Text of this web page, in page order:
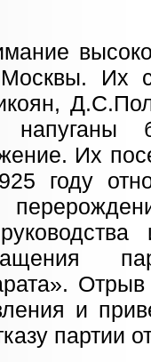
Их
напуганы
Их
году
и
партии